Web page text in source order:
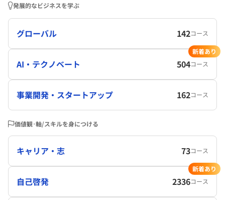
発展的なビジネスを学ぶ
グローバル 142コース
AI・テクノベート 504コース
新着あり
事業開発・スタートアップ 162コース
価値観･軸/スキルを身につける
キャリア・志 73コース
自己啓発 2336コース
新着あり